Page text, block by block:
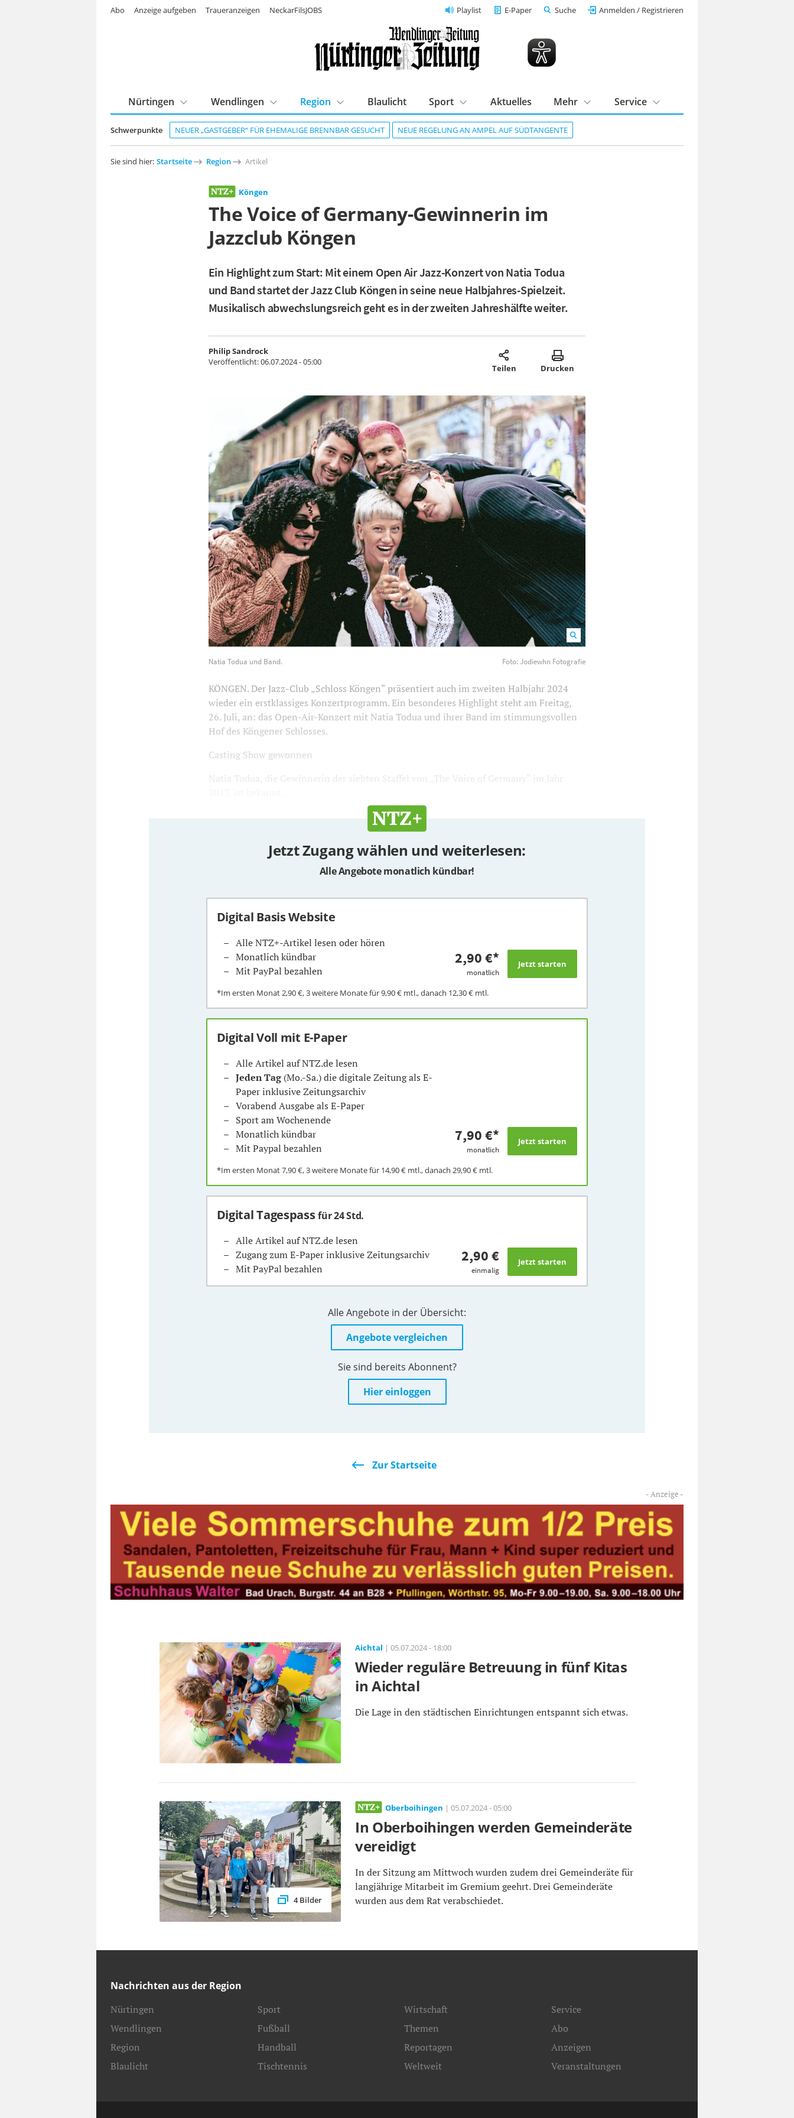
Playlist E-Paper Suche Anmelden / Registrieren
Schwerpunkte NEUER „GASTGEBER“ FÜR EHEMALIGE BRENNBAR GESUCHT NEUE REGELUNG AN AMPEL AUF SÜDTANGENTE
Nürtingen Wendlingen Region Blaulicht Sport Aktuelles Mehr Service
Abo Anzeige aufgeben Traueranzeigen NeckarFilsJOBS
Sie sind hier: Startseite Region Artikel
Köngen
The Voice of Germany-Gewinnerin im
Jazzclub Köngen
Ein Highlight zum Start: Mit einem Open Air Jazz-Konzert von Natia Todua
und Band startet der Jazz Club Köngen in seine neue Halbjahres-Spielzeit.
Musikalisch abwechslungsreich geht es in der zweiten Jahreshälfte weiter.
Philip Sandrock
Veröffentlicht:06.07.2024 - 05:00
Teilen Drucken
Natia Todua und Band. Foto: Jodiewhn Fotografie
KÖNGEN. Der Jazz-Club „Schloss Köngen“ präsentiert auch im zweiten Halbjahr 2024
wieder ein erstklassiges Konzertprogramm. Ein besonderes Highlight steht am Freitag,
26. Juli, an: das Open-Air-Konzert mit Natia Todua und ihrer Band im stimmungsvollen
Hof des Köngener Schlosses.
Casting Show gewonnen
Natia Todua, die Gewinnerin der siebten Staffel von „The Voice of Germany“ im Jahr
Jetzt Zugang wählen und weiterlesen:
Alle Angebote monatlich kündbar!
Digital Basis Website
Alle NTZ+-Artikel lesen oder hören
Monatlich kündbar
Mit PayPal bezahlen
2,90 €*
monatlich
*Im ersten Monat2,90 €, 3 weitere Monate für9,90 €mtl., danach 12,30 €mtl.
Digital Voll mit E-Paper
Alle Artikel auf NTZ.de lesen
Jeden Tag(Mo.-Sa.) die digitale Zeitung als E-
Paper inklusive Zeitungsarchiv
Vorabend Ausgabe als E-Paper
Sport am Wochenende
Monatlich kündbar
Mit Paypal bezahlen
7,90 €*
monatlich
*Im ersten Monat7,90 €, 3 weitere Monate für 14,90 €mtl., danach 29,90 €mtl.
Digital Tagespassfür 24 Std.
Alle Artikel auf NTZ.de lesen
Zugang zum E-Paper inklusive Zeitungsarchiv
Mit PayPal bezahlen
2,90 €
einmalig
Alle Angebote in der Übersicht:
Angebote vergleichen
Sie sind bereits Abonnent?
Hier einloggen
Zur Startseite
Aichtal | 05.07.2024 - 18:00
Wieder reguläre Betreuung in fünf Kitas
in Aichtal
Die Lage in den städtischen Einrichtungen entspannt sich etwas.
4 Bilder
Oberboihingen | 05.07.2024 - 05:00
In Oberboihingen werden Gemeinderäte
vereidigt
In der Sitzung am Mittwoch wurden zudem drei Gemeinderäte für
langjährige Mitarbeit im Gremium geehrt. Drei Gemeinderäte
wurden aus dem Rat verabschiedet.
Nachrichten aus der Region
Nürtingen
Wendlingen
Region
Blaulicht
Sport
Fußball
Handball
Tischtennis
Wirtschaft
Themen
Reportagen
Weltweit
Service
Abo
Anzeigen
Veranstaltungen